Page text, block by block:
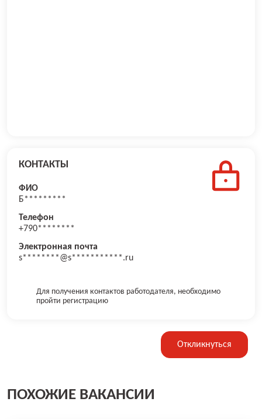
КОНТАКТЫ
ФИО
Б*********
Телефон
+790********
Электронная почта
s********@s***********.ru
Для получения контактов работодателя, необходимо
пройти регистрацию
Откликнуться
ПОХОЖИЕ ВАКАНСИИ